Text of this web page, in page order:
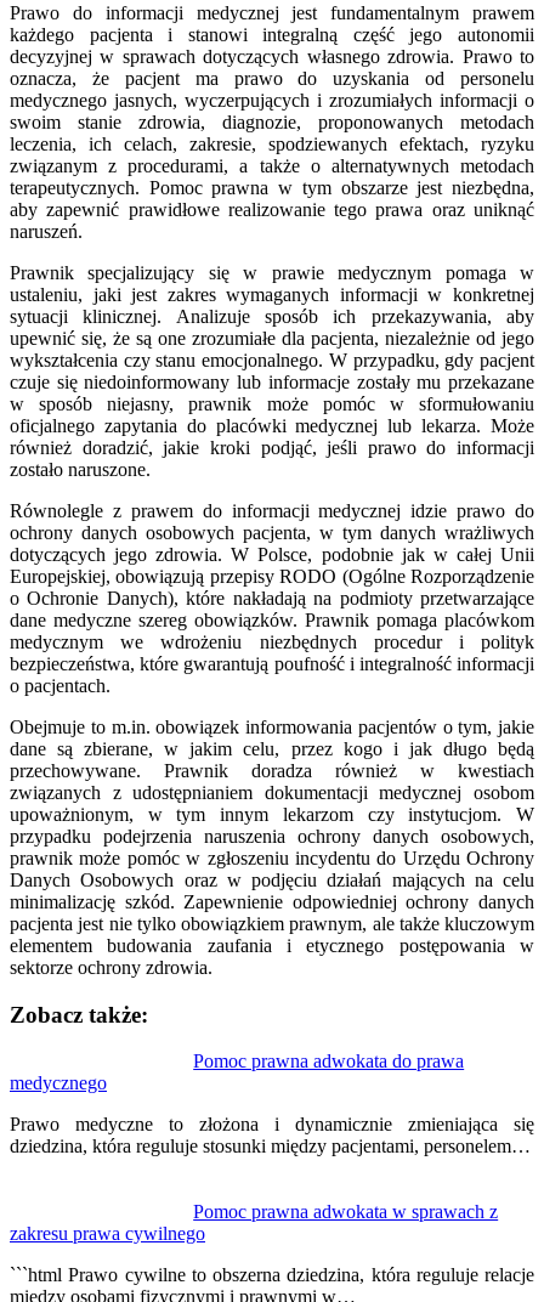
Prawo do informacji medycznej jest fundamentalnym prawem
każdego pacjenta i stanowi integralną część jego autonomii
decyzyjnej w sprawach dotyczących własnego zdrowia. Prawo to
oznacza, że pacjent ma prawo do uzyskania od personelu
medycznego jasnych, wyczerpujących i zrozumiałych informacji o
swoim stanie zdrowia, diagnozie, proponowanych metodach
leczenia, ich celach, zakresie, spodziewanych efektach, ryzyku
związanym z procedurami, a także o alternatywnych metodach
terapeutycznych. Pomoc prawna w tym obszarze jest niezbędna,
aby zapewnić prawidłowe realizowanie tego prawa oraz uniknąć
naruszeń.
Prawnik specjalizujący się w prawie medycznym pomaga w
ustaleniu, jaki jest zakres wymaganych informacji w konkretnej
sytuacji klinicznej. Analizuje sposób ich przekazywania, aby
upewnić się, że są one zrozumiałe dla pacjenta, niezależnie od jego
wykształcenia czy stanu emocjonalnego. W przypadku, gdy pacjent
czuje się niedoinformowany lub informacje zostały mu przekazane
w sposób niejasny, prawnik może pomóc w sformułowaniu
oficjalnego zapytania do placówki medycznej lub lekarza. Może
również doradzić, jakie kroki podjąć, jeśli prawo do informacji
zostało naruszone.
Równolegle z prawem do informacji medycznej idzie prawo do
ochrony danych osobowych pacjenta, w tym danych wrażliwych
dotyczących jego zdrowia. W Polsce, podobnie jak w całej Unii
Europejskiej, obowiązują przepisy RODO (Ogólne Rozporządzenie
o Ochronie Danych), które nakładają na podmioty przetwarzające
dane medyczne szereg obowiązków. Prawnik pomaga placówkom
medycznym we wdrożeniu niezbędnych procedur i polityk
bezpieczeństwa, które gwarantują poufność i integralność informacji
o pacjentach.
Obejmuje to m.in. obowiązek informowania pacjentów o tym, jakie
dane są zbierane, w jakim celu, przez kogo i jak długo będą
przechowywane. Prawnik doradza również w kwestiach
związanych z udostępnianiem dokumentacji medycznej osobom
upoważnionym, w tym innym lekarzom czy instytucjom. W
przypadku podejrzenia naruszenia ochrony danych osobowych,
prawnik może pomóc w zgłoszeniu incydentu do Urzędu Ochrony
Danych Osobowych oraz w podjęciu działań mających na celu
minimalizację szkód. Zapewnienie odpowiedniej ochrony danych
pacjenta jest nie tylko obowiązkiem prawnym, ale także kluczowym
elementem budowania zaufania i etycznego postępowania w
sektorze ochrony zdrowia.
Zobacz także:
Pomoc prawna adwokata do prawa
medycznego
Prawo medyczne to złożona i dynamicznie zmieniająca się
dziedzina, która reguluje stosunki między pacjentami, personelem…
Pomoc prawna adwokata w sprawach z
zakresu prawa cywilnego
```html Prawo cywilne to obszerna dziedzina, która reguluje relacje
między osobami fizycznymi i prawnymi w…
wpisu